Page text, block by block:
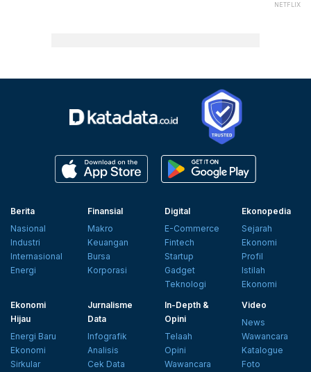
NETFLIX
Berita
Nasional
Industri
Internasional
Energi
Finansial
Makro
Keuangan
Bursa
Korporasi
Digital
E-Commerce
Fintech
Startup
Gadget
Teknologi
Ekonopedia
Sejarah
Ekonomi
Profil
Istilah
Ekonomi
Ekonomi
Hijau
Energi Baru
Ekonomi
Sirkular
Jurnalisme
Data
Infografik
Analisis
Cek Data
In-Depth &
Opini
Telaah
Opini
Wawancara
Video
News
Wawancara
Katalogue
Foto